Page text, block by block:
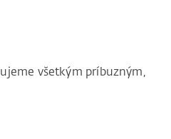
všetkým príbuzným,